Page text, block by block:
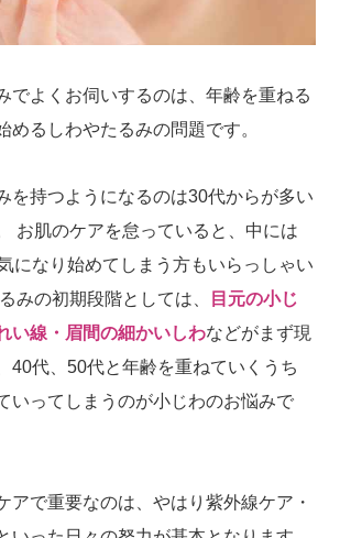
でよくお伺いするのは、年齢を重ねる
めるしわやたるみの問題です。
を持つようになるのは30代からが多い
お肌のケアを怠っていると、中には
になり始めてしまう方もいらっしゃい
みの初期段階としては、
目元の小じ
い線・眉間の細かいしわなどがまず現
40代、50代と年齢を重ねていくうち
いってしまうのが小じわのお悩みで
アで重要なのは、やはり紫外線ケア・